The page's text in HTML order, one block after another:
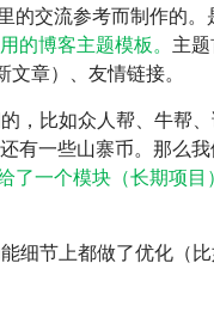
交流参考而制作的。
的博客主题模板。 主
章）、友情链接。
，比如众人帮、牛
一些山寨币。那么
了一个模块（长期项
细节上都做了优化（